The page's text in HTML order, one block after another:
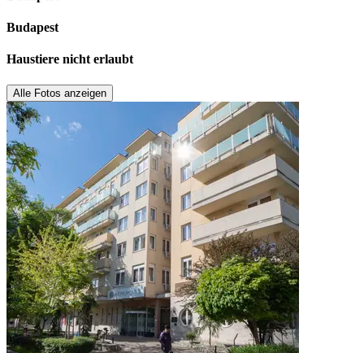
Budapest
Haustiere nicht erlaubt
Alle Fotos anzeigen